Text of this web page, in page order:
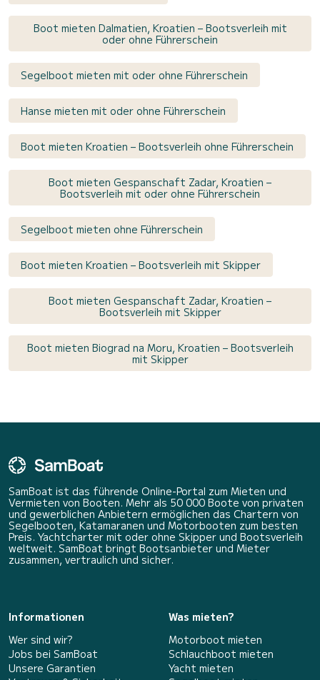
Boot mieten Dalmatien, Kroatien – Bootsverleih mit
oder ohne Führerschein
Segelboot mieten mit oder ohne Führerschein
Hanse mieten mit oder ohne Führerschein
Boot mieten Kroatien – Bootsverleih ohne Führerschein
Boot mieten Gespanschaft Zadar, Kroatien –
Bootsverleih mit oder ohne Führerschein
Segelboot mieten ohne Führerschein
Boot mieten Kroatien – Bootsverleih mit Skipper
Boot mieten Gespanschaft Zadar, Kroatien –
Bootsverleih mit Skipper
Boot mieten Biograd na Moru, Kroatien – Bootsverleih
mit Skipper
SamBoat ist das führende Online-Portal zum Mieten und
Vermieten von Booten. Mehr als 50 000 Boote von privaten
und gewerblichen Anbietern ermöglichen das Chartern von
Segelbooten, Katamaranen und Motorbooten zum besten
Preis. Yachtcharter mit oder ohne Skipper und Bootsverleih
weltweit. SamBoat bringt Bootsanbieter und Mieter
zusammen, vertraulich und sicher.
Informationen
Wer sind wir?
Jobs bei SamBoat
Unsere Garantien
Was mieten?
Motorboot mieten
Schlauchboot mieten
Yacht mieten